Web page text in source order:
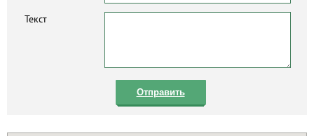
Текст
Отправить